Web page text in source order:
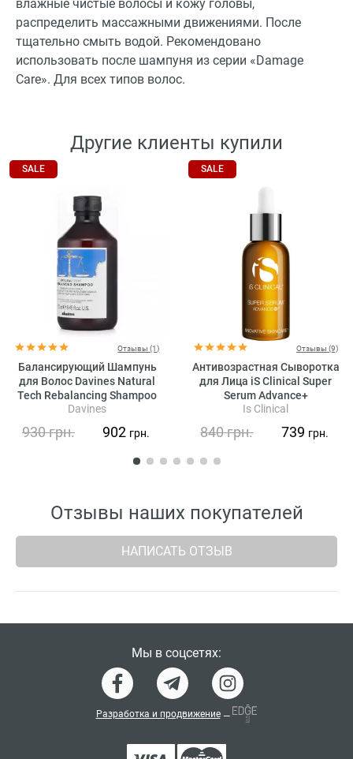
влажные чистые волосы и кожу головы,
распределить массажными движениями. После
тщательно смыть водой. Рекомендовано
использовать после шампуня из серии «Damage
Care». Для всех типов волос.
Другие клиенты купили
SALE
Отзывы (1)
Балансирующий Шампунь
для Волос Davines Natural
Tech Rebalancing Shampoo
Davines
930грн. 902 грн.
SALE
Отзывы (9)
Антивозрастная Сыворотка
для Лица iS Clinical Super
Serum Advance+
Is Clinical
840грн. 739 грн.
Отзывы наших покупателей
НАПИСАТЬ ОТЗЫВ
Мы в соцсетях:
Разработка и продвижение —